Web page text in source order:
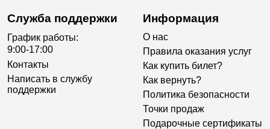
Служба поддержки
График работы:
9:00-17:00
Контакты
Написать в службу
поддержки
Информация
О нас
Правила оказания услуг
Как купить билет?
Как вернуть?
Политика безопасности
Точки продаж
Подарочные сертификаты